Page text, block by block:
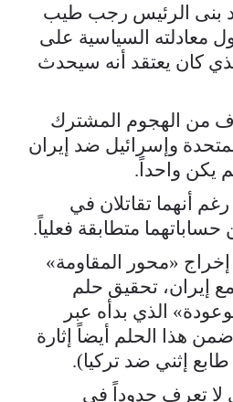
بنى الرئيس رجب طيب
معادلته السياسية على
كان يعتقد أنه سيحدث
من الهجوم المشترك
وإسرائيل ضد إيران
أنهما تقاتلان في
حساباتهما متطابقة فعلياً.
إخراج «محور المقاومة»
إيران، تحقيق حلم
الذي بدأه عبر
هذا الحلم أيضاً إثارة
إثني ضد تركيا).
لا تعرف حدوداً في